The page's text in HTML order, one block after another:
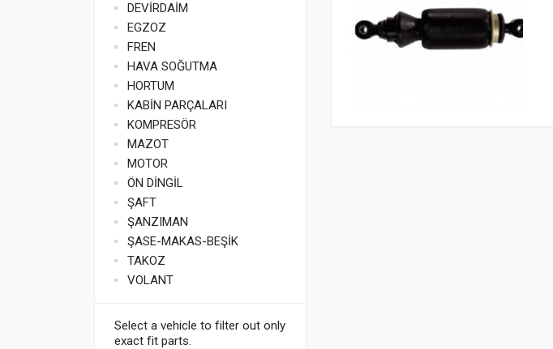
DEVİRDAİM
EGZOZ
FREN
HAVA SOĞUTMA
HORTUM
KABİN PARÇALARI
KOMPRESÖR
MAZOT
MOTOR
ÖN DİNGİL
ŞAFT
ŞANZIMAN
ŞASE-MAKAS-BEŞİK
TAKOZ
VOLANT
Select a vehicle to filter out only
exact fit parts.